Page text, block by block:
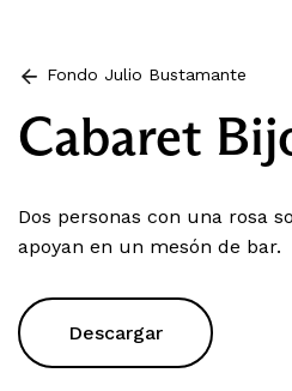
Fondo Julio Bustamante
Cabaret
Dos personas con una rosa
apoyan en un mesón de bar.
Descargar